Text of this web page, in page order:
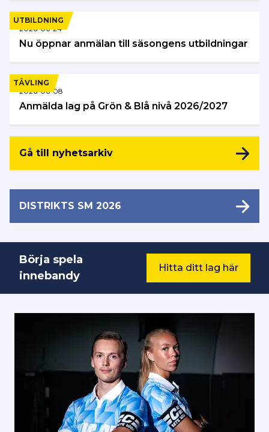
UTBILDNING
2026-06-24
Nu öppnar anmälan till säsongens utbildningar
TÄVLING
2026-06-08
Anmälda lag på Grön & Blå nivå 2026/2027
Gå till nyhetsarkiv
DISTRIKTS SM 2026
Börja spela
innebandy
Hitta ditt lag här